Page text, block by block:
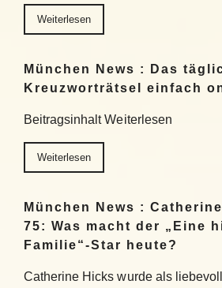
Weiterlesen
München News : Das
Kreuzworträtsel einfach
Beitragsinhalt Weiterlesen
Weiterlesen
München News :
75: Was macht der „Eine
Familie“-Star heute?
Catherine Hicks wurde als